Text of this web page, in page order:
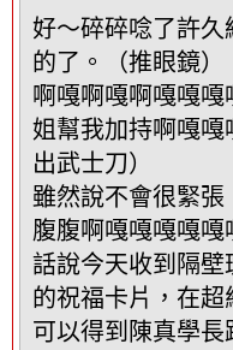
好～碎碎唸了許久
的了。（推眼鏡）
啊嘎啊嘎啊嘎嘎
姐幫我加持啊嘎嘎
出武士刀）
雖然說不會很緊
腹腹啊嘎嘎嘎嘎嘎
話說今天收到隔
的祝福卡片，在
可以得到陳真學